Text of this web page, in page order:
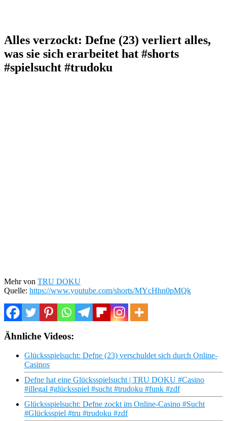
Alles verzockt: Defne (23) verliert alles,
was sie sich erarbeitet hat #shorts
#spielsucht #trudoku
Mehr von TRU DOKU
Quelle: https://www.youtube.com/shorts/MYcHhn0pMQk
Ähnliche Videos:
Glücksspielsucht: Defne (23) verschuldet sich durch Online-
Casinos
Defne hat eine Glücksspielsucht | TRU DOKU #Casino
#illegal #glücksspiel #sucht #trudoku #funk #zdf
Glücksspielsucht: Defne zockt im Online-Casino #Sucht
#Glücksspiel #tru #trudoku #zdf